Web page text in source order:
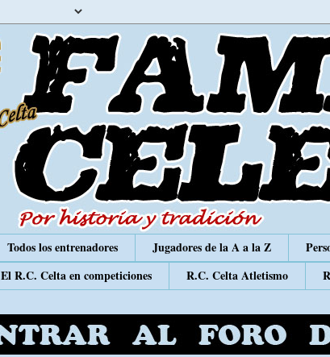
Todos los entrenadores Jugadores de la A a la Z
El R.C. Celta en competiciones R.C. Celta Atletismo